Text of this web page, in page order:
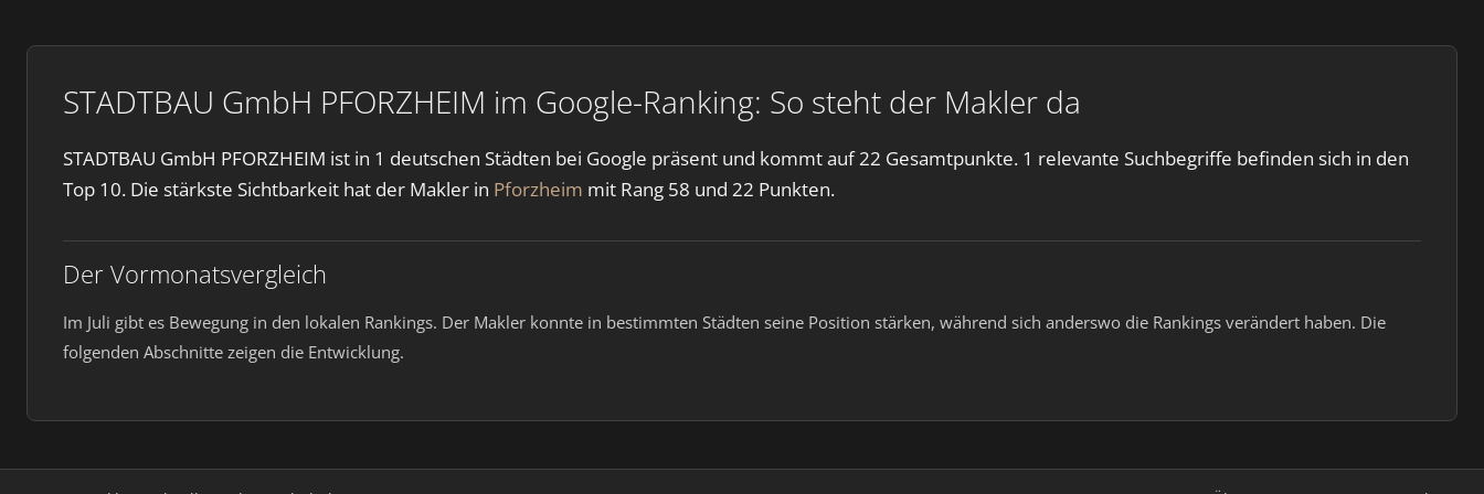
STADTBAU GmbH PFORZHEIM im Google-Ranking: So steht der Makler da
STADTBAU GmbH PFORZHEIM ist in 1 deutschen Städten bei Google präsent und kommt auf 22 Gesamtpunkte. 1 relevante Suchbegriffe befinden sich in den
Top 10. Die stärkste Sichtbarkeit hat der Makler in Pforzheim mit Rang 58 und 22 Punkten.
Der Vormonatsvergleich
Im Juli gibt es Bewegung in den lokalen Rankings. Der Makler konnte in bestimmten Städten seine Position stärken, während sich anderswo die Rankings verändert haben. Die
folgenden Abschnitte zeigen die Entwicklung.